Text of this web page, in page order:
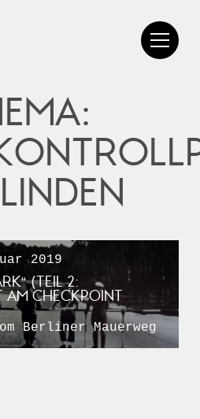
2019
(TEIL 2:
AM CHECKPOINT
Berliner Mauerweg